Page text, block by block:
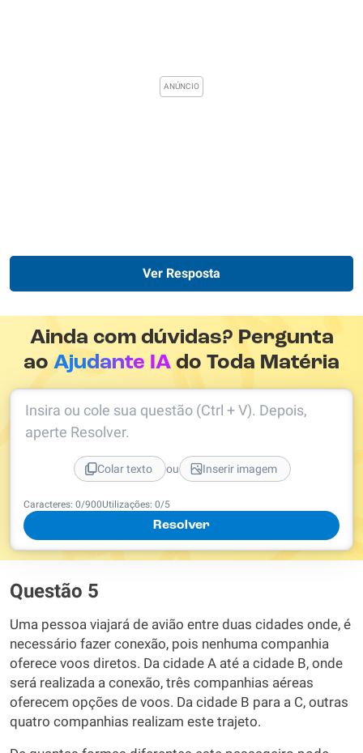
Ver Resposta
Ainda com dúvidas? Pergunta
aoAjudante IA do Toda Matéria
Caracteres: 0/900Utilizações: 0/5
Resolver
Insira ou cole sua questão (Ctrl + V). Depois,
aperte Resolver.
Colar texto ou Inserir imagem
Questão 5
Uma pessoa viajará de avião entre duas cidades onde, é
necessário fazer conexão, pois nenhuma companhia
oferece voos diretos. Da cidade A até a cidade B, onde
será realizada a conexão, três companhias aéreas
oferecem opções de voos. Da cidade B para a C, outras
quatro companhias realizam este trajeto.